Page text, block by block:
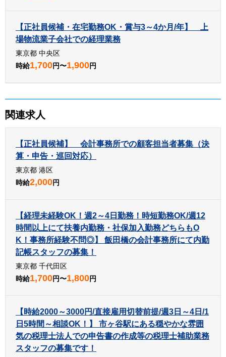
【正社員候補・在宅勤務OK・賞与3～4か月/年】 上
場物流業子会社での経理業務
東京都 中央区
時給1,700円〜1,900円
関連求人
【正社員候補】 会計事務所での顧客担当者募集（決
算・申告・巡回対応）
東京都 港区
時給2,000円
【経理未経験OK！週2～4日勤務！時短勤務OK/週12
時間以上にて扶養内勤務・社保加入勤務どちらもO
K！事務所経験不問◎】 飯田橋の会計事務所にて内勤
記帳スタッフの募集！
東京都 千代田区
時給1,700円〜1,800円
【時給2000～3000円/直接雇用切替前提/週3日～4日/1
日5時間～相談OK！】 市ヶ谷駅にある穏やかな雰囲
気の税理士法人での申告書の作成等の税理士補助業務
スタッフの募集です！